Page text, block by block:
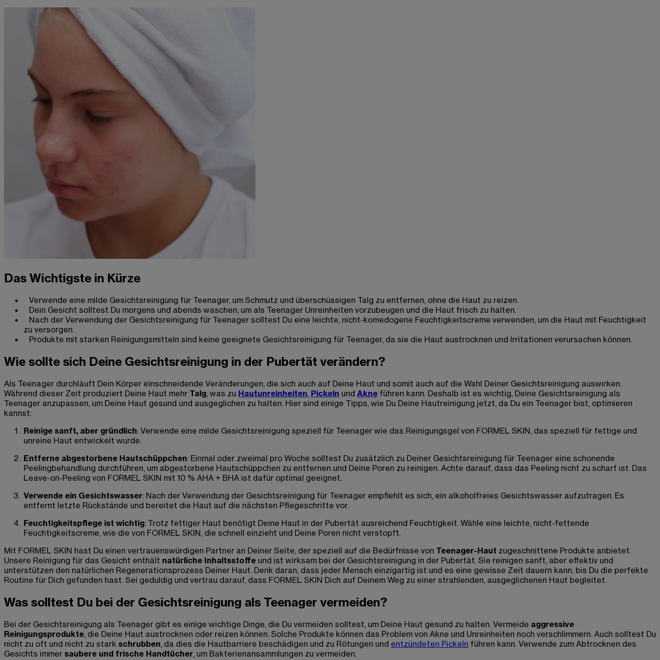
Das Wichtigste in Kürze
Verwende eine milde Gesichtsreinigung für Teenager, um Schmutz und überschüssigen Talg zu entfernen, ohne die Haut zu reizen.
Dein Gesicht solltest Du morgens und abends waschen, um als Teenager Unreinheiten vorzubeugen und die Haut frisch zu halten.
Nach der Verwendung der Gesichtsreinigung für Teenager solltest Du eine leichte, nicht-komedogene Feuchtigkeitscreme verwenden, um die Haut mit Feuchtigkeit
zu versorgen.
Produkte mit starken Reinigungsmitteln sind keine geeignete Gesichtsreinigung für Teenager, da sie die Haut austrocknen und Irritationen verursachen können.
Wie sollte sich Deine Gesichtsreinigung in der Pubertät verändern?
Als Teenager durchläuft Dein Körper einschneidende Veränderungen, die sich auch auf Deine Haut und somit auch auf die Wahl Deiner Gesichtsreinigung auswirken.
Während dieser Zeit produziert Deine Haut mehr Talg, was zu Hautunreinheiten, Pickeln und Akne führen kann. Deshalb ist es wichtig, Deine Gesichtsreinigung als
Teenager anzupassen, um Deine Haut gesund und ausgeglichen zu halten. Hier sind einige Tipps, wie Du Deine Hautreinigung jetzt, da Du ein Teenager bist, optimieren
kannst:
Reinige sanft, aber gründlich: Verwende eine milde Gesichtsreinigung speziell für Teenager wie das Reinigungsgel von FORMEL SKIN, das speziell für fettige und
unreine Haut entwickelt wurde.
Entferne abgestorbene Hautschüppchen: Einmal oder zweimal pro Woche solltest Du zusätzlich zu Deiner Gesichtsreinigung für Teenager eine schonende
Peelingbehandlung durchführen, um abgestorbene Hautschüppchen zu entfernen und Deine Poren zu reinigen. Achte darauf, dass das Peeling nicht zu scharf ist. Das
Leave-on-Peeling von FORMEL SKIN mit 10 % AHA + BHA ist dafür optimal geeignet.
Verwende ein Gesichtswasser: Nach der Verwendung der Gesichtsreinigung für Teenager empfiehlt es sich, ein alkoholfreies Gesichtswasser aufzutragen. Es
entfernt letzte Rückstände und bereitet die Haut auf die nächsten Pflegeschritte vor.
Feuchtigkeitspflege ist wichtig: Trotz fettiger Haut benötigt Deine Haut in der Pubertät ausreichend Feuchtigkeit. Wähle eine leichte, nicht-fettende
Feuchtigkeitscreme, wie die von FORMEL SKIN, die schnell einzieht und Deine Poren nicht verstopft.
Mit FORMEL SKIN hast Du einen vertrauenswürdigen Partner an Deiner Seite, der speziell auf die Bedürfnisse von Teenager-Haut zugeschnittene Produkte anbietet.
Unsere Reinigung für das Gesicht enthält natürliche Inhaltsstoffe und ist wirksam bei der Gesichtsreinigung in der Pubertät. Sie reinigen sanft, aber effektiv und
unterstützen den natürlichen Regenerationsprozess Deiner Haut. Denk daran, dass jeder Mensch einzigartig ist und es eine gewisse Zeit dauern kann, bis Du die perfekte
Routine für Dich gefunden hast. Sei geduldig und vertrau darauf, dass FORMEL SKIN Dich auf Deinem Weg zu einer strahlenden, ausgeglichenen Haut begleitet.
Was solltest Du bei der Gesichtsreinigung als Teenager vermeiden?
Bei der Gesichtsreinigung als Teenager gibt es einige wichtige Dinge, die Du vermeiden solltest, um Deine Haut gesund zu halten. Vermeide aggressive
Reinigungsprodukte, die Deine Haut austrocknen oder reizen können. Solche Produkte können das Problem von Akne und Unreinheiten noch verschlimmern. Auch solltest Du
nicht zu oft und nicht zu stark schrubben, da dies die Hautbarriere beschädigen und zu Rötungen und entzündeten Pickeln führen kann. Verwende zum Abtrocknen des
Gesichts immer saubere und frische Handtücher, um Bakterienansammlungen zu vermeiden.